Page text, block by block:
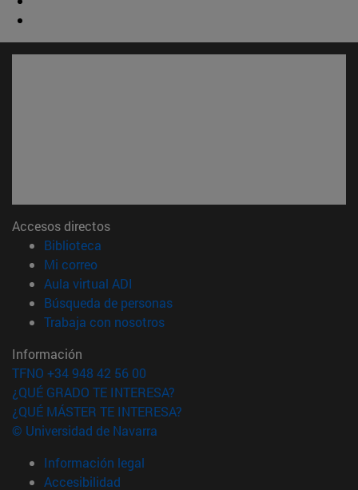
Accesos directos
Biblioteca
Mi correo(abre en nueva ventana)
Aula virtual ADI
Búsqueda de personas(abre en nueva ventana)
Trabaja con nosotros(abre en nueva ventana)
Información
TFNO +34 948 42 56 00
¿QUÉ GRADO TE INTERESA?
¿QUÉ MÁSTER TE INTERESA?
© Universidad de Navarra
Información legal
Accesibilidad